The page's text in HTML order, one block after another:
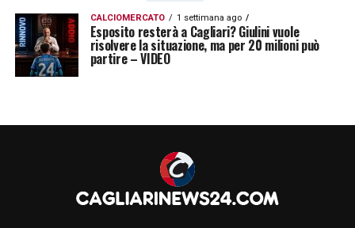
CALCIOMERCATO 1 settimana ago
Esposito resterà a Cagliari? Giulini vuole
risolvere la situazione, ma per 20 milioni può
partire – VIDEO